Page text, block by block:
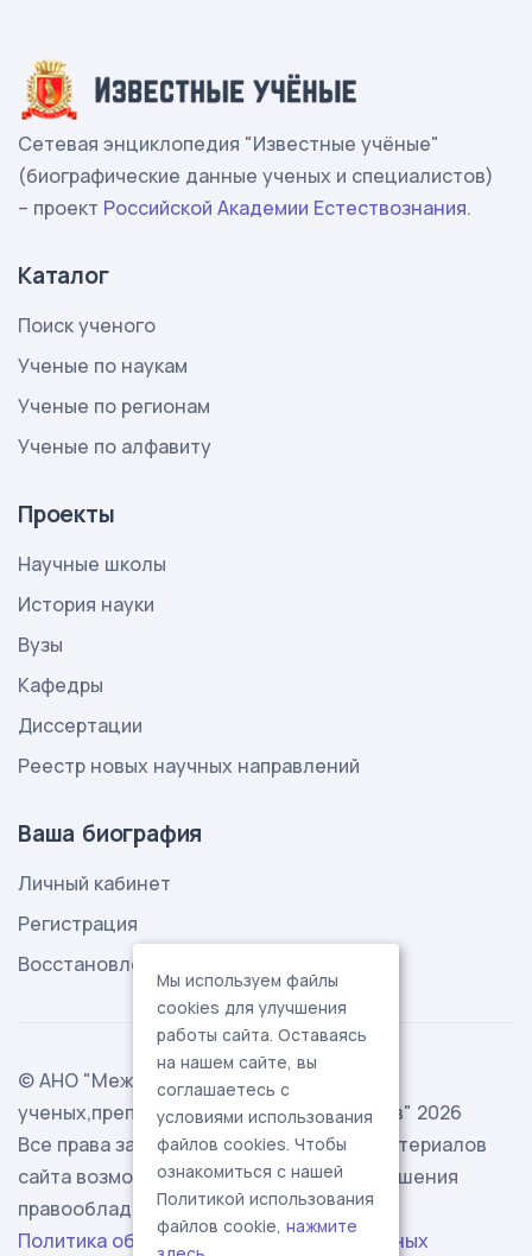
Сетевая энциклопедия "Известные учёные"
(биографические данные ученых и специалистов)
– проект Российской Академии Естествознания.
Каталог
Поиск ученого
Ученые по наукам
Ученые по регионам
Ученые по алфавиту
Проекты
Научные школы
История науки
Вузы
Кафедры
Диссертации
Реестр новых научных направлений
Ваша биография
Личный кабинет
Регистрация
Восстановление пароля
© АНО "Международная ассоциация
ученых,преподавателей и специалистов" 2026
Все права защищены. Использование материалов
сайта возможно исключительно с разрешения
правообладателя.
Политика обработки персональных данных
Мы используем файлы
cookies для улучшения
работы сайта. Оставаясь
на нашем сайте, вы
соглашаетесь с
условиями использования
файлов cookies. Чтобы
ознакомиться с нашей
Политикой использования
файлов cookie, нажмите